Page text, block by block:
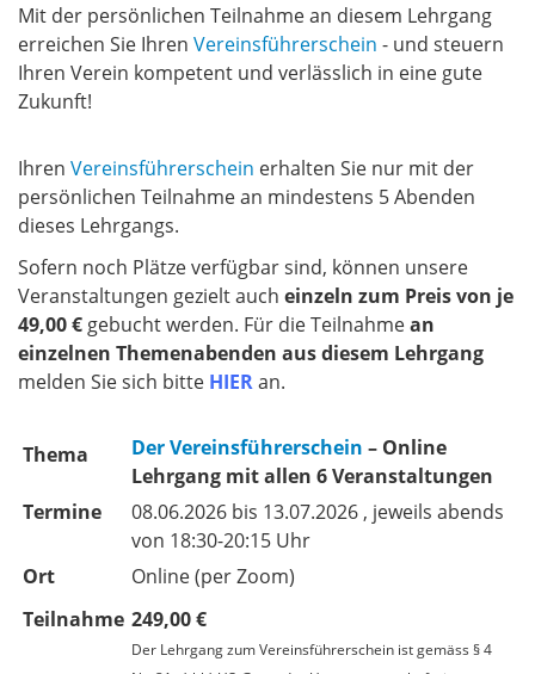
Mit der persönlichen Teilnahme an diesem Lehrgang
erreichen Sie Ihren Vereinsführerschein - und steuern
Ihren Verein kompetent und verlässlich in eine gute
Zukunft!
Ihren Vereinsführerschein erhalten Sie nur mit der
persönlichen Teilnahme an mindestens 5 Abenden
dieses Lehrgangs.
Sofern noch Plätze verfügbar sind, können unsere
Veranstaltungen gezielt auch einzeln zum Preis von je
49,00 €gebucht werden. Für die Teilnahmean
einzelnen Themenabenden aus diesem Lehrgang
melden Sie sich bitte HIERan.
Thema Der Vereinsführerschein – Online
Lehrgang mit allen 6 Veranstaltungen
Termine
08.06.2026 bis 13.07.2026 , jeweils abends
von 18:30-20:15 Uhr
Ort
Online (per Zoom)
Teilnahme 249,00 €
Der Lehrgang zum Vereinsführerschein ist gemäss § 4